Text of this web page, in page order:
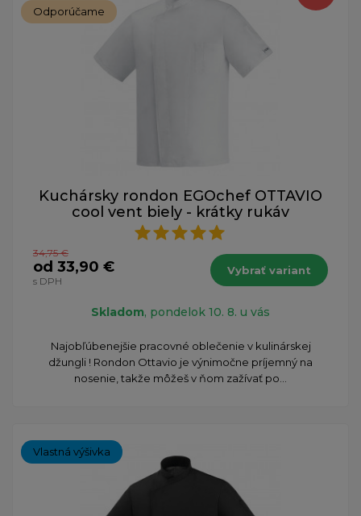
Odporúčame
Kuchársky rondon EGOchef OTTAVIO
cool vent biely - krátky rukáv
34,75 €
od 33,90 €
s DPH
Vybrať variant
Skladom, pondelok 10. 8. u vás
Najobľúbenejšie pracovné oblečenie v kulinárskej
džungli ! Rondon Ottavio je výnimočne príjemný na
nosenie, takže môžeš v ňom zažívať po...
Vlastná výšivka